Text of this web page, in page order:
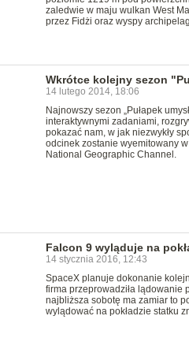
zaledwie w maju wulkan West
przez Fidżi oraz wyspy
Wkrótce kolejny sezon
14 lutego 2014, 18:06
Najnowszy sezon „Pułapek
interaktywnymi zadaniami,
pokazać nam, w jak niezwykły
odcinek zostanie wyemitowany
National Geographic Channel.
Falcon 9 wyląduje na
14 stycznia 2016, 12:43
SpaceX planuje dokonanie
firma przeprowadziła lądowanie
najbliższa sobotę ma zamiar to
wylądować na pokładzie statku